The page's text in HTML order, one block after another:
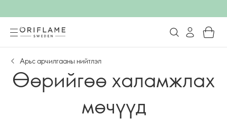
Арьс арчилгааны нийтлэл
Өөрийгөө халамжлах
мөчүүд